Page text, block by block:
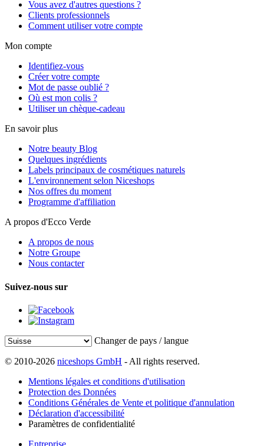
Vous avez d'autres questions ?
Clients professionnels
Comment utiliser votre compte
Mon compte
Identifiez-vous
Créer votre compte
Mot de passe oublié ?
Où est mon colis ?
Utiliser un chèque-cadeau
En savoir plus
Notre beauty Blog
Quelques ingrédients
Labels principaux de cosmétiques naturels
L'environnement selon Niceshops
Nos offres du moment
Programme d'affiliation
A propos d'Ecco Verde
A propos de nous
Notre Groupe
Nous contacter
Suivez-nous sur
Changer de pays / langue
© 2010-2026 niceshops GmbH - All rights reserved.
Mentions légales et conditions d'utilisation
Protection des Données
Conditions Générales de Vente et politique d'annulation
Déclaration d'accessibilité
Paramètres de confidentialité
Entreprise